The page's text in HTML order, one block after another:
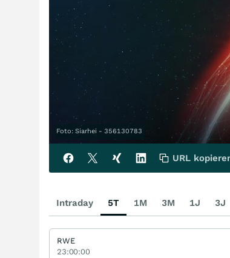
Foto: Siarhei - 356130783
URL
Intraday 5T 1M 3M 1J 3J
RWE
23:00:00